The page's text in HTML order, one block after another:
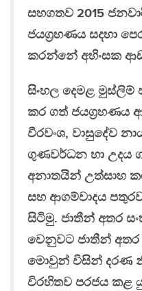
සහගතව 2015
ජයග‍්‍රහණය සදහා
කරන්නේ අහිංසක
සිංහල දෙමළ
කර ගත් ජයග‍්‍රහණය
වීරවංශ, වාසුදේව
ගුණවර්ධන හා උදය
අනාතයින් උත්සාහ
සහ ආගම්වාදය
සිටිමු. ජාතීන් අතර
වෙනුවට ජාතීන්
මොවුන් විසින් දරණ
විරහිතව පරජය කළ